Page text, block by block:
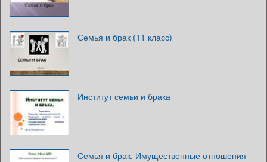
Семья и брак (11 класс)
Институт семьи и брака
Семья и брак. Имущественные отношения